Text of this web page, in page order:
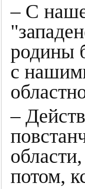
– С
родины
с
–
потом,